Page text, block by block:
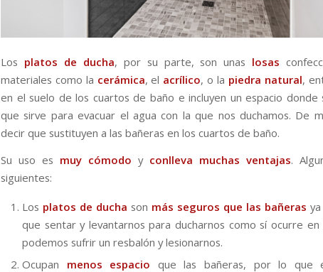
Los platos de ducha, por su parte, son unas losas
materiales como la cerámica, el acrílico, o la piedra natural,
en el suelo de los cuartos de baño e incluyen un espacio donde
que sirve para evacuar el agua con la que nos duchamos. De
decir que sustituyen a las bañeras en los cuartos de baño.
Su uso es muy cómodo yconlleva muchas ventajas.
siguientes:
Los platos de ducha son más seguros que las bañeras
que sentar y levantarnos para ducharnos como sí ocurre
podemos sufrir un resbalón y lesionarnos.
Ocupan menos espacio que las bañeras, por lo que